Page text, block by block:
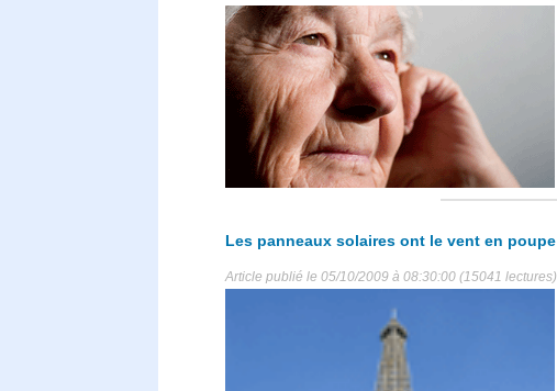
Les panneaux solaires ont le vent en poupe
Article publié le 05/10/2009 à 08:30:00 (15041 lectures)